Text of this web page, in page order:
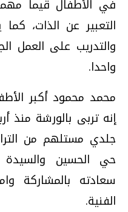
في الأطفال قيما
التعبير عن الذات،
والتدريب على العمل
واحدا.
محمد محمود أكبر
إنه تربى بالورشة منذ
جلدي مستلهم من
حي الحسين والسيدة
سعادته بالمشاركة
الفنية.